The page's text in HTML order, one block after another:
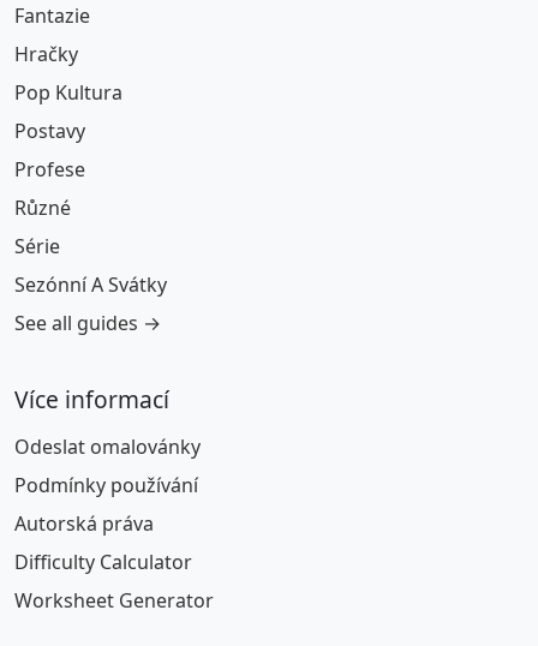
Fantazie
Hračky
Pop Kultura
Postavy
Profese
Různé
Série
Sezónní A Svátky
See all guides →
Více informací
Odeslat omalovánky
Podmínky používání
Autorská práva
Difficulty Calculator
Worksheet Generator